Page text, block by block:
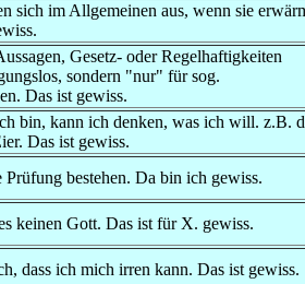
sich im Allgemeinen aus, wenn sie
Gesetz- oder Regelhaftigkeiten
sondern "nur" für sog.
Das ist gewiss.
bin, kann ich denken, was ich will. z.B.
Das ist gewiss.
bestehen. Da bin ich gewiss.
keinen Gott. Das ist für X. gewiss.
dass ich mich irren kann. Das ist gewiss.